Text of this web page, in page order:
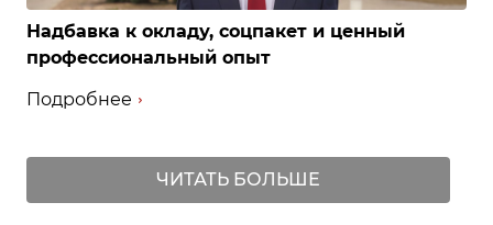
Надбавка к окладу, соцпакет и ценный
профессиональный опыт
Подробнее
ЧИТАТЬ БОЛЬШЕ